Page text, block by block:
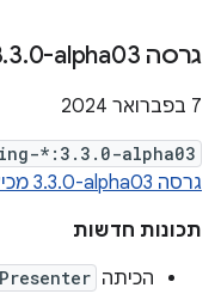
גרסה ‎3 .3.0-alpha03
‫7 בפברואר 2024
*:3.3.0-alpha03
גרסה ‎3.3.0-alpha03 מכילה את השמירות האלה.
תכונות חדשות
הכיתה